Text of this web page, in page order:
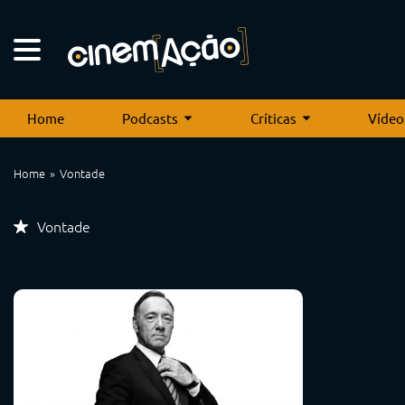
Home Podcasts Críticas
Home Vontade
Vontade